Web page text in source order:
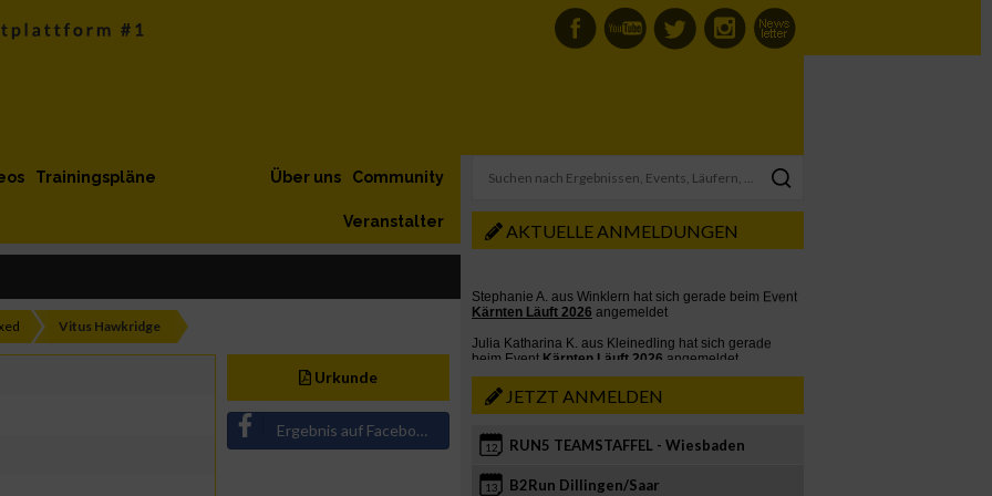
Trainingspläne Community
Über uns
Veranstalter
Vitus Hawkridge
Urkunde
Ergebnis auf Facebook teilen
AKTUELLE ANMELDUNGEN
JETZT ANMELDEN
12 RUN5 TEAMSTAFFEL - Wiesbaden
13 B2Run Dillingen/Saar